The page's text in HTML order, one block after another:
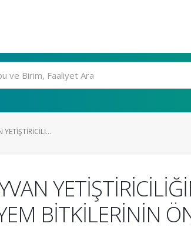
YETİŞTİRİCİLİ...
BİTKİLERİNİN